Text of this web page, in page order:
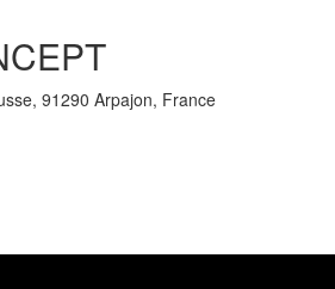
91290 Arpajon, France